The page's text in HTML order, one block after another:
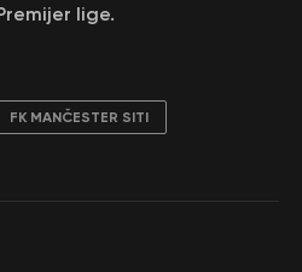
lige.
FK MANČESTER SITI